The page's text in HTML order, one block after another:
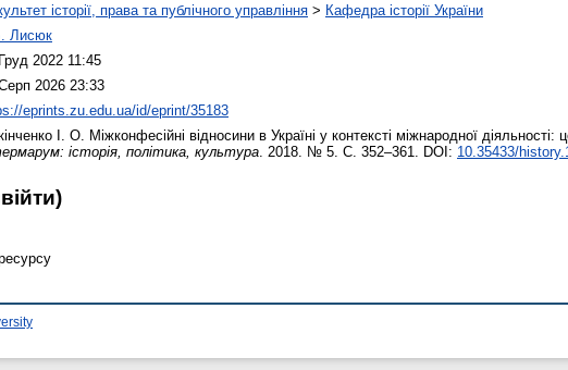
історії, права та публічного управління > Кафедра історії України
Лисюк
2022 11:45
2026 23:33
eprints.zu.edu.ua/id/eprint/35183
І. О. Міжконфесійні відносини в Україні у контексті міжнародної діяльності:
історія, політика, культура . 2018. № 5. С. 352–361. DOI: 10.35433/